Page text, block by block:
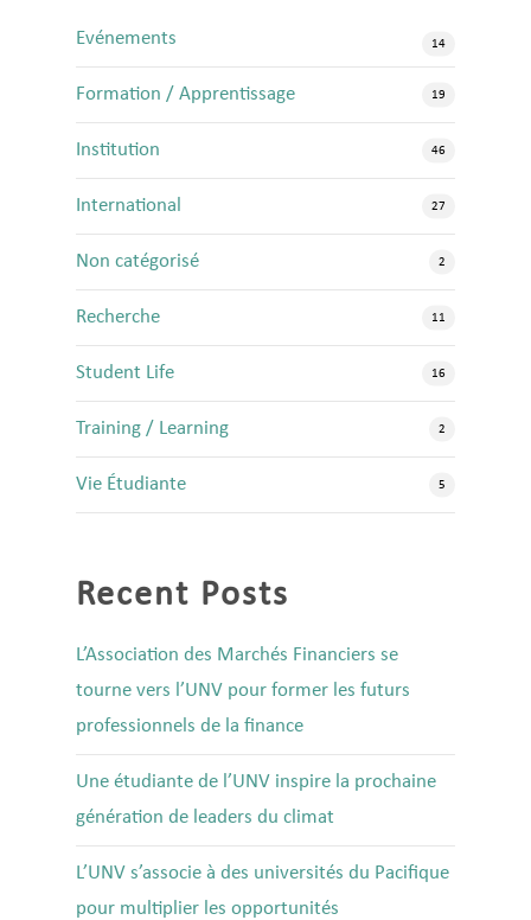
Evénements 14
Formation / Apprentissage 19
Institution 46
International 27
Non catégorisé 2
Recherche 11
Student Life 16
Training / Learning 2
Vie Étudiante 5
Recent Posts
L’Association des Marchés Financiers se
tourne vers l’UNV pour former les futurs
professionnels de la finance
Une étudiante de l’UNV inspire la prochaine
génération de leaders du climat
L’UNV s’associe à des universités du Pacifique
pour multiplier les opportunités